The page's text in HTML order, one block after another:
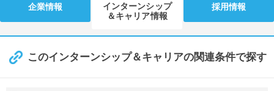
企業情報
インターンシップ
＆キャリア情報
採用情報
このインターンシップ＆キャリアの関連条件で探す